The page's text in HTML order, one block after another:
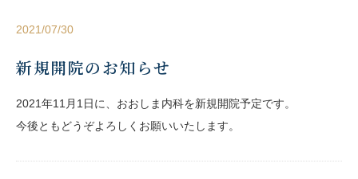
2021/07/30
新規開院のお知らせ
2021年11月1日に、おおしま内科を新規開院予定です。
今後ともどうぞよろしくお願いいたします。